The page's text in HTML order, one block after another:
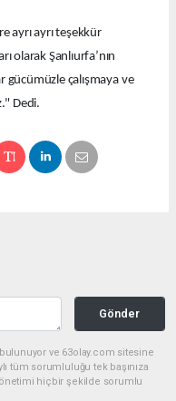
ayrı ayrı teşekkür
olarak Şanlıurfa’nın
çalışmaya ve
Dedi.
Gönder
ve 63olay.com sitesine
tüm sorumluluğu tek başınıza
hiçbir şekilde sorumlu